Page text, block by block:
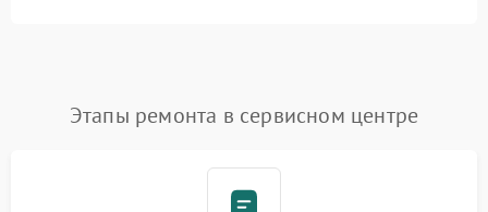
Этапы ремонта в сервисном центре